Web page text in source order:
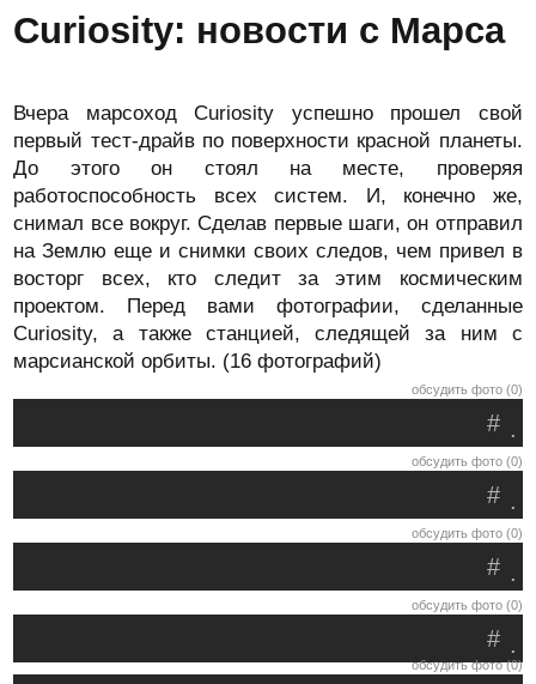
Curiosity: новости с Марса
Вчера марсоход Curiosity успешно прошел свой
первый тест-драйв по поверхности красной планеты.
До этого он стоял на месте, проверяя
работоспособность всех систем. И, конечно же,
снимал все вокруг. Сделав первые шаги, он отправил
на Землю еще и снимки своих следов, чем привел в
восторг всех, кто следит за этим космическим
проектом. Перед вами фотографии, сделанные
Curiosity, а также станцией, следящей за ним с
марсианской орбиты. (16 фотографий)
обсудить фото (0)
.
#
обсудить фото (0)
.
#
обсудить фото (0)
.
#
обсудить фото (0)
.
#
обсудить фото (0)